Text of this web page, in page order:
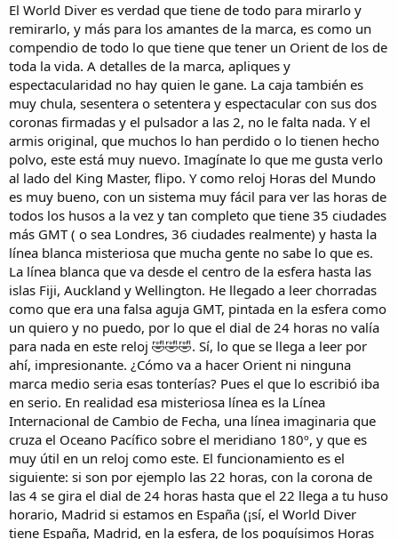
Retrograde... me dan ganas de pillar 3 o 4, tienen una elegancia y un
porte geniales, este Certina en concreto me da hasta cierta
nostalgia el diseño, no sé bien porque, pero algo tiene de especial.
Saludos!
El World Diver es verdad que tiene de todo para mirarlo y
remirarlo, y más para los amantes de la marca, es como un
compendio de todo lo que tiene que tener un Orient de los de
toda la vida. A detalles de la marca, apliques y
espectacularidad no hay quien le gane. La caja también es
muy chula, sesentera o setentera y espectacular con sus dos
coronas firmadas y el pulsador a las 2, no le falta nada. Y el
armis original, que muchos lo han perdido o lo tienen hecho
polvo, este está muy nuevo. Imagínate lo que me gusta verlo
al lado del King Master, flipo. Y como reloj Horas del Mundo
es muy bueno, con un sistema muy fácil para ver las horas de
todos los husos a la vez y tan completo que tiene 35 ciudades
más GMT ( o sea Londres, 36 ciudades realmente) y hasta la
línea blanca misteriosa que mucha gente no sabe lo que es.
La línea blanca que va desde el centro de la esfera hasta las
islas Fiji, Auckland y Wellington. He llegado a leer chorradas
como que era una falsa aguja GMT, pintada en la esfera como
un quiero y no puedo, por lo que el dial de 24 horas no valía
para nada en este reloj 🤣🤣🤣. Sí, lo que se llega a leer por
ahí, impresionante. ¿Cómo va a hacer Orient ni ninguna
marca medio seria esas tonterías? Pues el que lo escribió iba
en serio. En realidad esa misteriosa línea es la Línea
Internacional de Cambio de Fecha, una línea imaginaria que
cruza el Oceano Pacífico sobre el meridiano 180º, y que es
muy útil en un reloj como este. El funcionamiento es el
siguiente: si son por ejemplo las 22 horas, con la corona de
las 4 se gira el dial de 24 horas hasta que el 22 llega a tu huso
horario, Madrid si estamos en España (¡sí, el World Diver
tiene España, Madrid, en la esfera, de los poquísimos Horas